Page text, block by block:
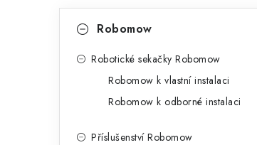
kategorieRobomow
Robotické sekačky Robomow
Robomow k vlastní instalaci
Robomow k odborné instalaci
Příslušenství Robomow